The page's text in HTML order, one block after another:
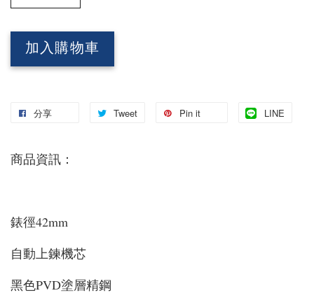
加入購物車
分享 Tweet Pin it LINE
商品資訊：
錶徑42mm
自動上鍊機芯
黑色PVD塗層精鋼